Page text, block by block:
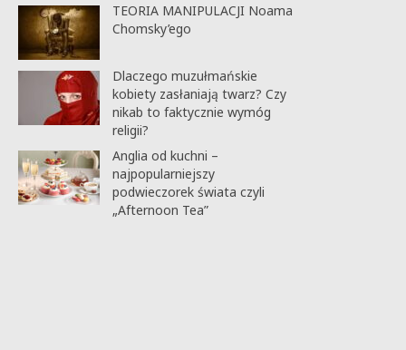
TEORIA MANIPULACJI Noama
Chomsky’ego
Dlaczego muzułmańskie
kobiety zasłaniają twarz? Czy
nikab to faktycznie wymóg
religii?
Anglia od kuchni –
najpopularniejszy
podwieczorek świata czyli
„Afternoon Tea”